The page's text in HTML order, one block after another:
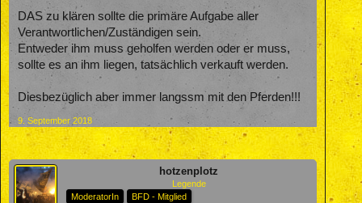
DAS zu klären sollte die primäre Aufgabe aller
Verantwortlichen/Zuständigen sein.
Entweder ihm muss geholfen werden oder er muss,
sollte es an ihm liegen, tatsächlich verkauft werden.
Diesbezüglich aber immer langssm mit den Pferden!!!
9. September 2018
hotzenplotz
Legende
ModeratorIn
BFD - Mitglied